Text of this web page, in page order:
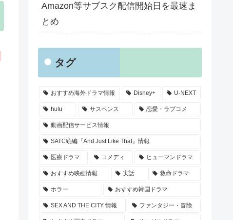
Amazon等サブスク配信開始日を最速ま
とめ
タグ
おすすめ海外ドラマ情報 Disney+ U-NEXT
hulu サスペンス 恋愛・ラブコメ
動画配信サービス情報
SATC続編『And Just Like That』情報
医療ドラマ コメディ ヒューマンドラマ
おすすめ映画情報 実話 救命ドラマ
ホラー おすすめ韓国ドラマ
SEX AND THE CITY 情報 ファンタジー・冒険